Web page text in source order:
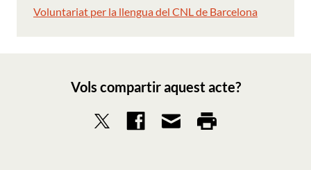
Voluntariat per la llengua del CNL de Barcelona
Vols compartir aquest acte?